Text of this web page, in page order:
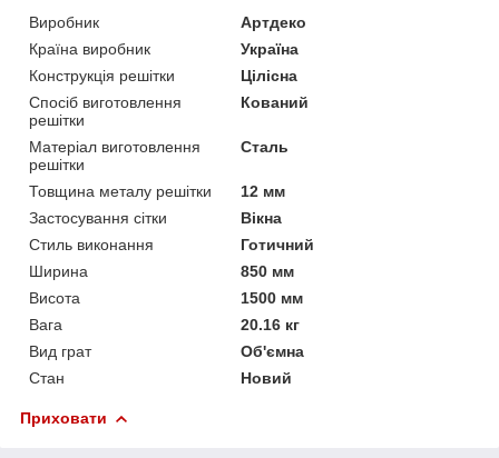
Виробник
Артдеко
Країна виробник
Україна
Конструкція решітки
Цілісна
Спосіб виготовлення
решітки
Кований
Матеріал виготовлення
решітки
Сталь
Товщина металу решітки
12 мм
Застосування сітки
Вікна
Стиль виконання
Готичний
Ширина
850 мм
Висота
1500 мм
Вага
20.16 кг
Вид грат
Об'ємна
Стан
Новий
Приховати